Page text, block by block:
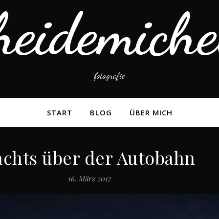
fotografie
START BLOG ÜBER MICH
über der Autobahn
16. März 2017